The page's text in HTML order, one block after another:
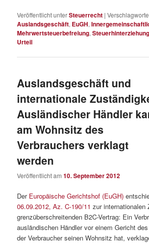
Veröffentlicht unterSteuerrecht |
Auslandsgeschäft, EuGH,
Mehrwertsteuerbefreiung,Steuerhinterziehung
Urteil
Auslandsgeschäft und
internationale
Ausländischer Händler
am Wohnsitz des
Verbrauchers verklagt
werden
Veröffentlicht am10. September 2012
Der Europäische Gerichtshof (EuGH)
06.09.2012, Az. C-190/11 zur internationalen
grenzüberschreitenden B2C-Vertrag: Ein
ausländischen Händler vor einem Gericht
der Verbraucher seinen Wohnsitz hat,